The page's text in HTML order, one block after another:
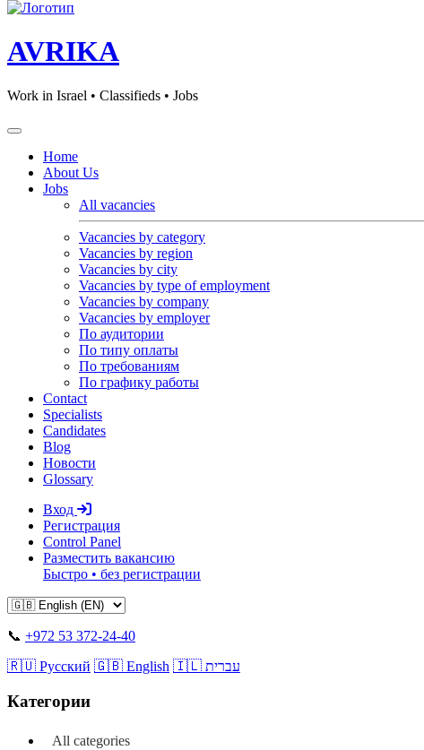
AVRIKA
Work in Israel • Classifieds • Jobs
Home
About Us
Jobs
All vacancies
Vacancies by category
Vacancies by region
Vacancies by city
Vacancies by type of employment
Vacancies by company
Vacancies by employer
По аудитории
По типу оплаты
По требованиям
По графику работы
Contact
Specialists
Candidates
Blog
Новости
Glossary
Вход
Регистрация
Control Panel
Разместить вакансию
Быстро • без регистрации
📞 +972 53 372-24-40
🇷🇺 Русский 🇬🇧 English 🇮🇱 עברית
Категории
All categories